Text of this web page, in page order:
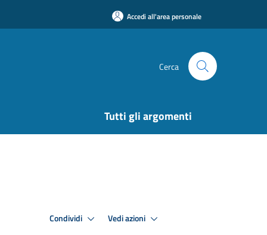
Accedi all'area personale
Cerca
Tutti gli argomenti
Condividi Vedi azioni